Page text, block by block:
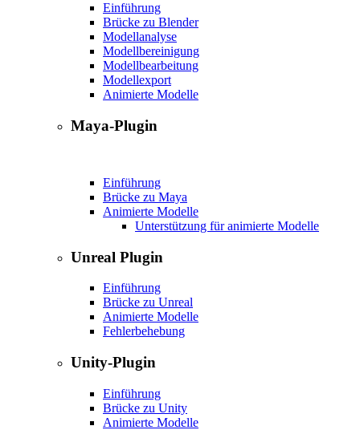
Einführung
Brücke zu Blender
Modellanalyse
Modellbereinigung
Modellbearbeitung
Modellexport
Animierte Modelle
Maya-Plugin
Einführung
Brücke zu Maya
Animierte Modelle
Unterstützung für animierte Modelle
Unreal Plugin
Einführung
Brücke zu Unreal
Animierte Modelle
Fehlerbehebung
Unity-Plugin
Einführung
Brücke zu Unity
Animierte Modelle